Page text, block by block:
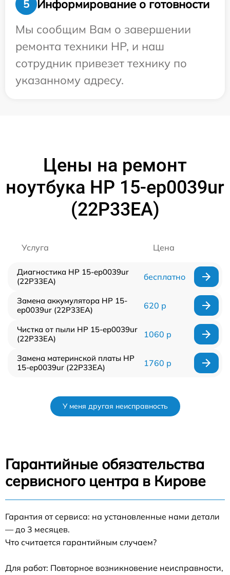
5
Информирование о готовности
Мы сообщим Вам о завершении
ремонта техники HP, и наш
сотрудник привезет технику по
указанному адресу.
Цены на ремонт
ноутбука HP 15-ep0039ur
(22P33EA)
Услуга Цена
Диагностика HP 15-ep0039ur
(22P33EA)
бесплатно
Замена аккумулятора HP 15-
ep0039ur (22P33EA)
620 р
Чистка от пыли HP 15-ep0039ur
(22P33EA)
1060 р
Замена материнской платы HP
15-ep0039ur (22P33EA)
1760 р
У меня другая неисправность
Гарантийные обязательства
сервисного центра в Кирове
Гарантия от сервиса: на установленные нами детали
— до 3 месяцев.
Что считается гарантийным случаем?
Для работ: Повторное возникновение неисправности,